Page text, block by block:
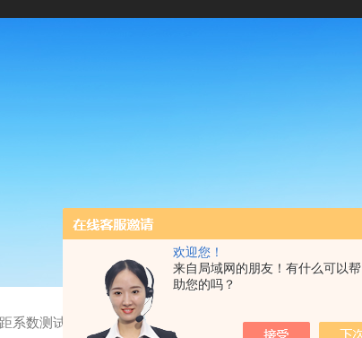
欢迎您！
来自局域网的朋友！有什么可以帮
助您的吗？
系数测试仪的主要用途